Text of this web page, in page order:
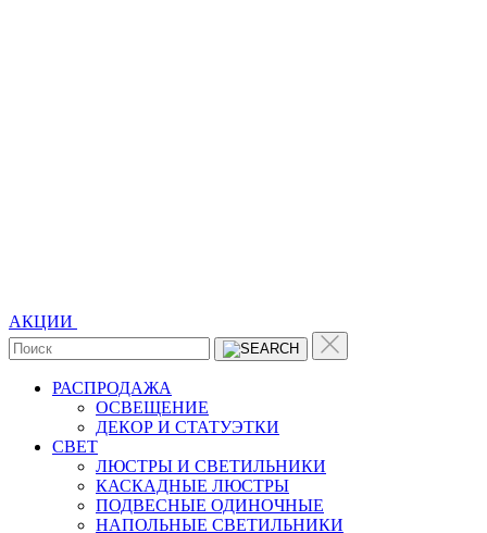
АКЦИИ
РАСПРОДАЖА
ОСВЕЩЕНИЕ
ДЕКОР И СТАТУЭТКИ
CВЕТ
ЛЮСТРЫ И СВЕТИЛЬНИКИ
КАСКАДНЫЕ ЛЮСТРЫ
ПОДВЕСНЫЕ ОДИНОЧНЫЕ
НАПОЛЬНЫЕ СВЕТИЛЬНИКИ